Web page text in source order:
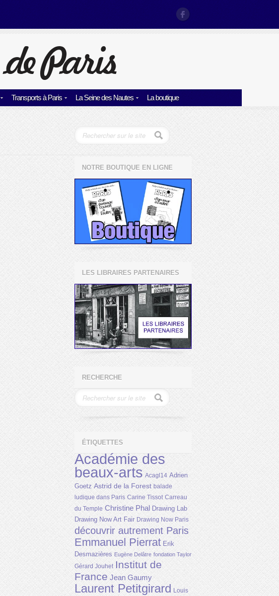
Transports à Paris La Seine des Nautes La boutique
NOTRE BOUTIQUE EN LIGNE
LES LIBRAIRES PARTENAIRES
RECHERCHE
ÉTIQUETTES
Académie des
beaux-arts Acagl14 Adrien
Goetz Astrid de la Forest balade
ludique dans Paris Carine Tissot Carreau
du Temple Christine Phal Drawing Lab
Drawing Now Art Fair Drawing Now Paris
découvrir autrement Paris
Emmanuel Pierrat Erik
Desmazières Eugène Delâtre fondation Taylor
Gérard Jouhet Institut de
France Jean Gaumy
Laurent Petitgirard Louis